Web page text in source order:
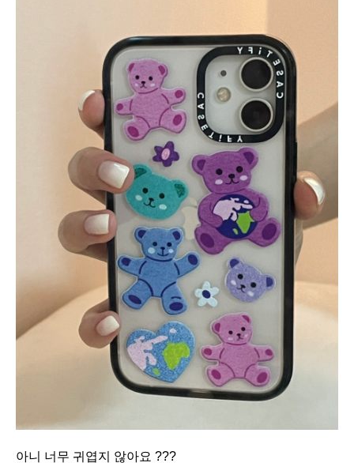
아니 너무 귀엽지 않아요 ???